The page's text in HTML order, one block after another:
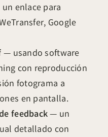
enlace para
Google
— usando software
con reproducción
fotograma a
en pantalla.
feedback— un
detallado con